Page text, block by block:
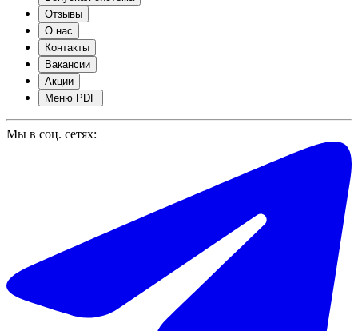
Отзывы
О нас
Контакты
Вакансии
Акции
Меню PDF
Мы в соц. сетях: